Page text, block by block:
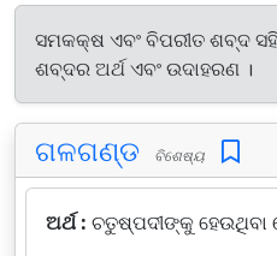
ସମକକ୍ଷ ଏବଂ ବିପରୀତ ଶବ୍ଦ
ଶବ୍ଦର ଅର୍ଥ ଏବଂ ଉଦାହରଣ ।
ଗଳଗଣ୍ଡ ବିଶେଷ୍ୟ
ଅର୍ଥ : ଚତୁଷ୍ପଦୀଙ୍କୁ